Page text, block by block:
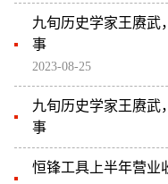
九旬历史学家王赓武
事
2023-08-25
九旬历史学家王赓武
事
恒锋工具上半年营业